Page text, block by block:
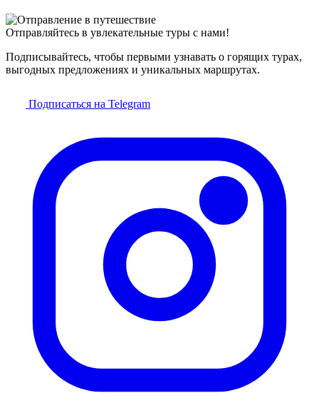
Отправляйтесь в увлекательные туры с нами!
Подписывайтесь, чтобы первыми узнавать о горящих турах,
выгодных предложениях и уникальных маршрутах.
Подписаться на Telegram